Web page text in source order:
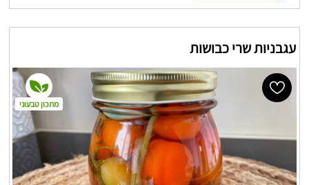
עגבניות שרי כבושות
מתכון טבעוני